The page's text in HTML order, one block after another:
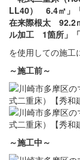
LL40） 6.4㎡」
在来際根太 92.2
ル加工 1箇所」
を使用しての施工
～施工前～
～施工中 ～